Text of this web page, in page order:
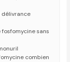
délivrance
sans
combien